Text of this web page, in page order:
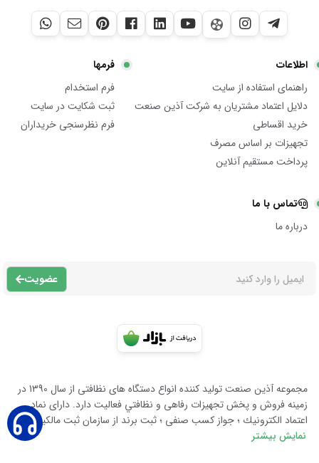
اطلاعات
راهنمای استفاده از سایت
دلایل اعتماد مشتریان به شرکت آذین صنعت
خرید اقساطی
تجهیزات بر اساس مصرف
پرداخت مستقیم آنلاین
فرمها
فرم استخدام
ثبت شکایت در سایت
فرم نظرسنجی خریداران
تماس با ما
درباره ما
عضویت
مجموعه آذين صنعت توليد كننده انواع دستگاه هاى نظافتى از سال 1390 در
زمينه فروش و پخش تجهيزات رفاهى و نظافتي فعاليت دارد. داراى نماد
اعتماد الكترونيك ؛ جواز كسب صنفى ؛ ثبت برند از سازمان ثبت مالكيت معن
نمایش بیشتر